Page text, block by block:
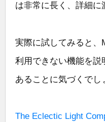
は非常に長く、詳細
実際に試してみると、
利用できない機能を
あることに気づくでし
The Eclectic Light